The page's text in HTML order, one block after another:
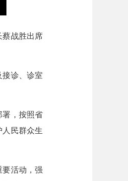
战胜出席
诊、诊室
，按照省
人民群众生
活动，强